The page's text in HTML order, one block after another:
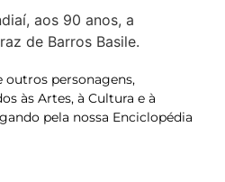
aos 90 anos, a
de Barros Basile.
outros personagens,
às Artes, à Cultura e à
pela nossa Enciclopédia